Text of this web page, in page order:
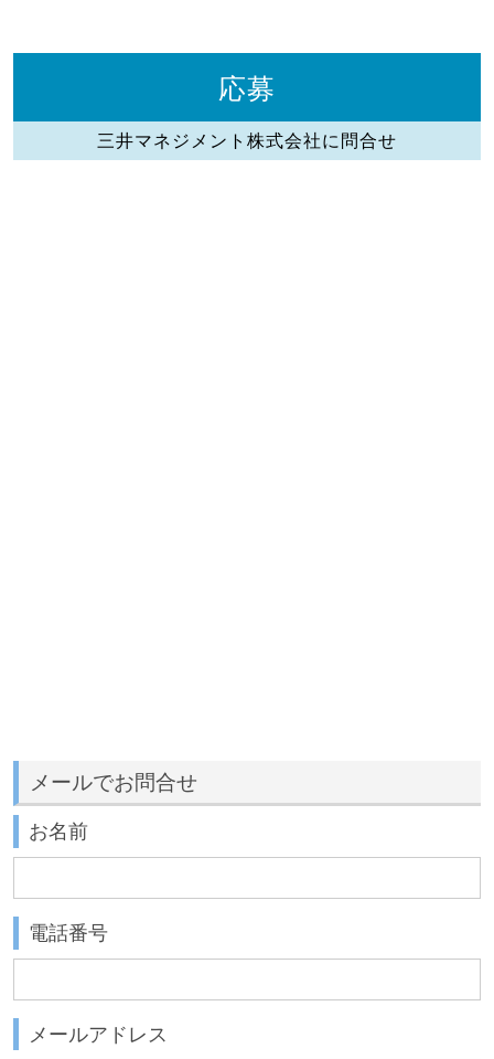
応募
三井マネジメント株式会社に問合せ
メールでお問合せ
お名前
電話番号
メールアドレス